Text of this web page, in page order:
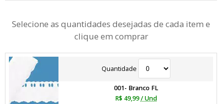
Selecione as quantidades desejadas de cada item e
clique em comprar
Quantidade
001- Branco FL
R$ 49,99 / Und